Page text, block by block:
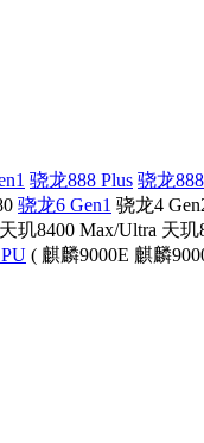
骁龙888 Plus 骁龙888
骁龙6 Gen1 骁龙4
天玑8400 Max/Ultra 天玑
( 麒麟9000E 麒麟